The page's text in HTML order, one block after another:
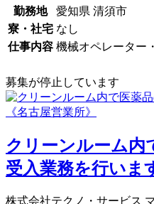
勤務地
愛知県 清須市
寮・社宅 なし
仕事内容 機械オペレーター
募集が停止しています
クリーンルーム内
受入業務を行いま
株式会社テクノ・サービス